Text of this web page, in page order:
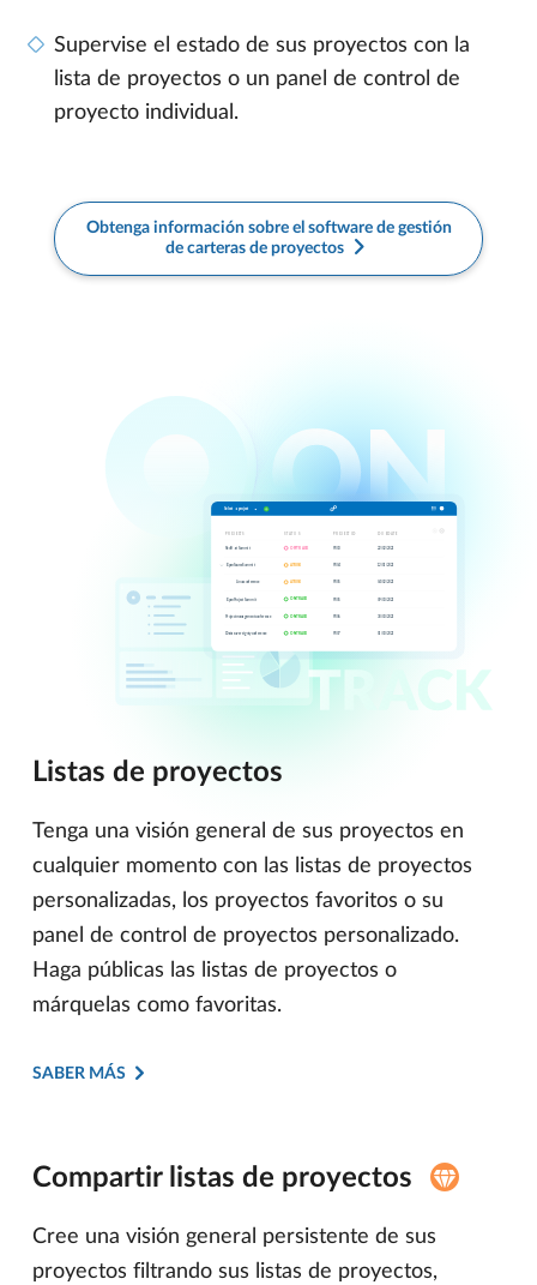
Supervise el estado de sus proyectos con la
lista de proyectos o un panel de control de
proyecto individual.
Obtenga información sobre el software de gestión
de carteras de proyectos
Listas de proyectos
Tenga una visión general de sus proyectos en
cualquier momento con las listas de proyectos
personalizadas, los proyectos favoritos o su
panel de control de proyectos personalizado.
Haga públicas las listas de proyectos o
márquelas como favoritas.
SABER MÁS
Compartir listas de proyectos
Cree una visión general persistente de sus
proyectos filtrando sus listas de proyectos,